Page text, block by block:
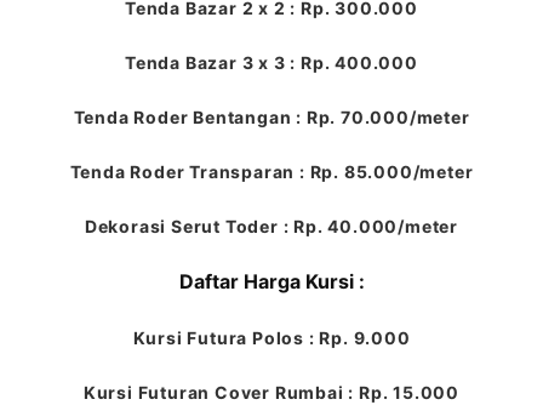
Tenda Bazar 2 x 2 : Rp. 300.000
Tenda Bazar 3 x 3 : Rp. 400.000
Tenda Roder Bentangan : Rp. 70.000/meter
Tenda Roder Transparan : Rp. 85.000/meter
Dekorasi Serut Toder : Rp. 40.000/meter
Daftar Harga Kursi :
Kursi Futura Polos : Rp. 9.000
Kursi Futuran Cover Rumbai : Rp. 15.000